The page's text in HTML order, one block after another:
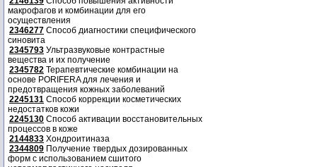
макрофагов и комбинации для его
осуществления
2346277 Способ диагностики специфического
синовита
2345793 Ультразвуковые контрастные
вещества и их получение
2345782 Терапевтические комбинации на
основе PORIFERA для лечения и
предотвращения кожных заболеваний
2245131 Способ коррекции косметических
недостатков кожи
2245130 Способ активации восстановительных
процессов в коже
2144833 Хондроитиназа
2344809 Получение твердых дозированных
форм с использованием сшитого